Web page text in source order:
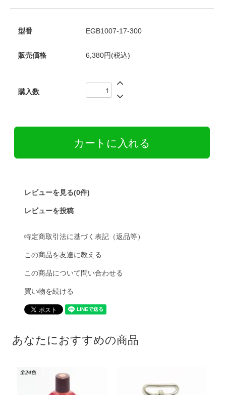
型番 EGB1007-17-300
販売価格 6,380円(税込)
購入数
レビューを見る(0件)
レビューを投稿
特定商取引法に基づく表記（返品等）
この商品を友達に教える
この商品について問い合わせる
買い物を続ける
あなたにおすすめの商品